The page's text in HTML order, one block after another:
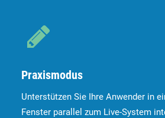
Praxismodus
Unterstützen Sie Ihre Anwender in
Fenster parallel zum Live-System